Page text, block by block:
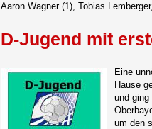
Aaron Wagner (1), Tobias
D-Jugend mit
Eine
Hause
und
um den